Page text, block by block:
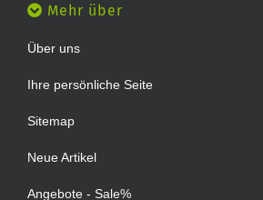
Mehr über
Über uns
Ihre persönliche Seite
Sitemap
Neue Artikel
Angebote - Sale%